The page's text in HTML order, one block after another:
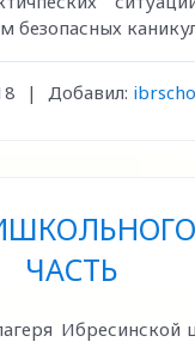
безопасных
| Добавил:
ЧАСТЬ